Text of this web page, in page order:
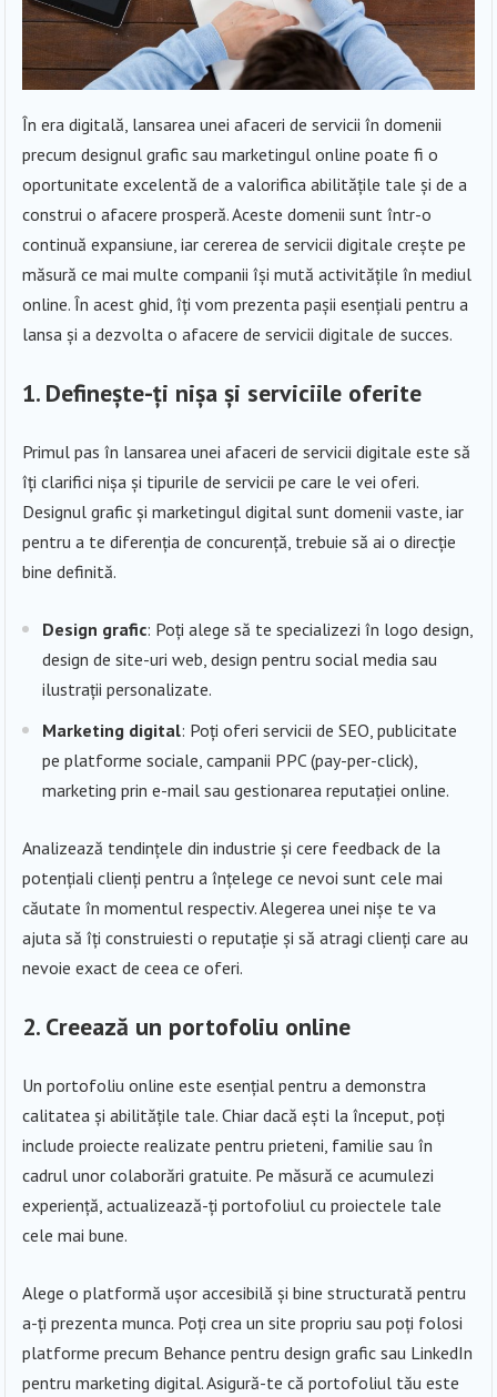
În era digitală, lansarea unei afaceri de servicii în domenii
precum designul grafic sau marketingul online poate fi o
oportunitate excelentă de a valorifica abilitățile tale și de a
construi o afacere prosperă. Aceste domenii sunt într-o
continuă expansiune, iar cererea de servicii digitale crește pe
măsură ce mai multe companii își mută activitățile în mediul
online. În acest ghid, îți vom prezenta pașii esențiali pentru a
lansa și a dezvolta o afacere de servicii digitale de succes.
1. Definește-ți nișa și serviciile oferite
Primul pas în lansarea unei afaceri de servicii digitale este să
îți clarifici nișa și tipurile de servicii pe care le vei oferi.
Designul grafic și marketingul digital sunt domenii vaste, iar
pentru a te diferenția de concurență, trebuie să ai o direcție
bine definită.
Design grafic: Poți alege să te specializezi în logo design,
design de site-uri web, design pentru social media sau
ilustrații personalizate.
Marketing digital: Poți oferi servicii de SEO, publicitate
pe platforme sociale, campanii PPC (pay-per-click),
marketing prin e-mail sau gestionarea reputației online.
Analizează tendințele din industrie și cere feedback de la
potențiali clienți pentru a înțelege ce nevoi sunt cele mai
căutate în momentul respectiv. Alegerea unei nișe te va
ajuta să îți construiesti o reputație și să atragi clienți care au
nevoie exact de ceea ce oferi.
2. Creează un portofoliu online
Un portofoliu online este esențial pentru a demonstra
calitatea și abilitățile tale. Chiar dacă ești la început, poți
include proiecte realizate pentru prieteni, familie sau în
cadrul unor colaborări gratuite. Pe măsură ce acumulezi
experiență, actualizează-ți portofoliul cu proiectele tale
cele mai bune.
Alege o platformă ușor accesibilă și bine structurată pentru
a-ți prezenta munca. Poți crea un site propriu sau poți folosi
platforme precum Behance pentru design grafic sau LinkedIn
pentru marketing digital. Asigură-te că portofoliul tău este